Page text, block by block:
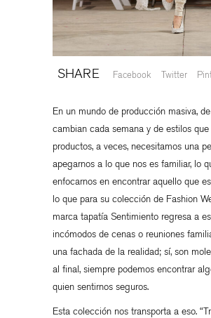
SHARE Facebook Twitter
En un mundo de producción masiva,
cambian cada semana y de estilos
productos, a veces, necesitamos una
apegarnos a lo que nos es familiar, lo
enfocarnos en encontrar aquello que
lo que para su colección de Fashion
marca tapatía Sentimiento regresa a
incómodos de cenas o reuniones
una fachada de la realidad; sí, son
al final, siempre podemos encontrar
quien sentirnos seguros.
Esta colección nos transporta a eso.